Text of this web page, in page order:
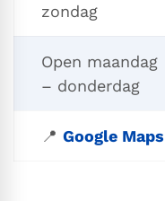
zondag
Open maandag
– donderdag
📍 Google Maps